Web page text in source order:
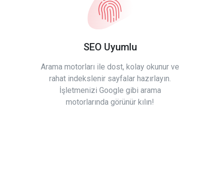
SEO Uyumlu
Arama motorları ile dost, kolay okunur ve
rahat indekslenir sayfalar hazırlayın.
İşletmenizi Google gibi arama
motorlarında görünür kılın!